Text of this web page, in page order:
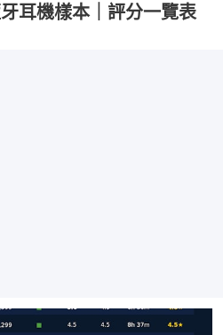
耳機樣本｜評分一覽表